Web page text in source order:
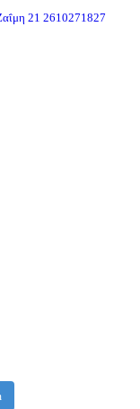
21 2610271827